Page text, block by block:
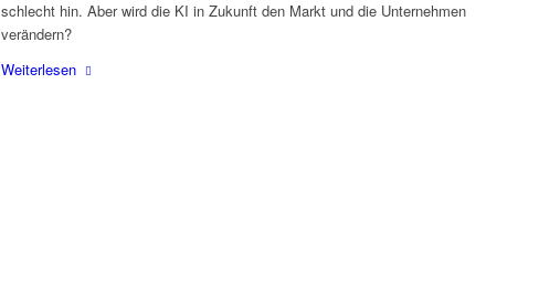
schlecht hin. Aber wird die KI in Zukunft den Markt und die Unternehmen
verändern?
Weiterlesen